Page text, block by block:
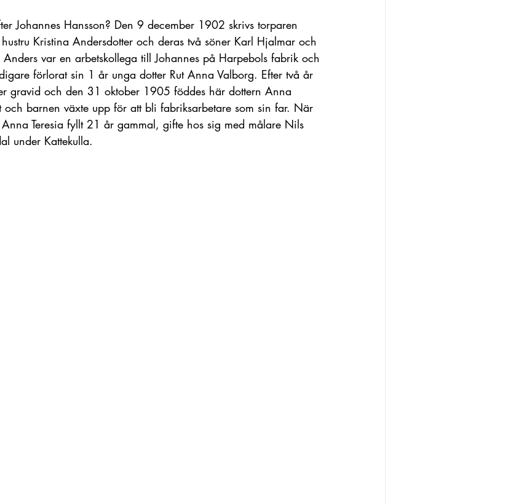
Johannes Hansson? Den 9 december 1902 skrivs torparen
Kristina Andersdotter och deras två söner Karl Hjalmar och
var en arbetskollega till Johannes på Harpebols fabrik och
förlorat sin 1 år unga dotter Rut Anna Valborg. Efter två år
gravid och den 31 oktober 1905 föddes här dottern Anna
och barnen växte upp för att bli fabriksarbetare som sin far. När
Teresia fyllt 21 år gammal, gifte hos sig med målare Nils
under Kattekulla.